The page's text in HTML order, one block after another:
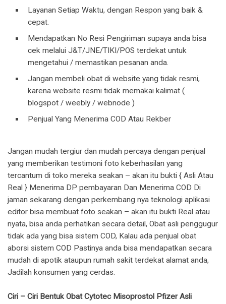
Layanan Setiap Waktu, dengan Respon yang baik &
cepat.
Mendapatkan No Resi Pengiriman supaya anda bisa
cek melalui J&T/JNE/TIKI/POS terdekat untuk
mengetahui / memastikan pesanan anda.
Jangan membeli obat di website yang tidak resmi,
karena website resmi tidak memakai kalimat (
blogspot / weebly / webnode )
Penjual Yang Menerima COD Atau Rekber
Jangan mudah tergiur dan mudah percaya dengan penjual
yang memberikan testimoni foto keberhasilan yang
tercantum di toko mereka seakan – akan itu bukti { Asli Atau
Real } Menerima DP pembayaran Dan Menerima COD Di
jaman sekarang dengan perkembang nya teknologi aplikasi
editor bisa membuat foto seakan – akan itu bukti Real atau
nyata, bisa anda perhatikan secara detail, Obat asli penggugur
tidak ada yang bisa sistem COD, Kalau ada penjual obat
aborsi sistem COD Pastinya anda bisa mendapatkan secara
mudah di apotik ataupun rumah sakit terdekat alamat anda,
Jadilah konsumen yang cerdas.
Ciri – Ciri Bentuk Obat Cytotec Misoprostol Pfizer Asli